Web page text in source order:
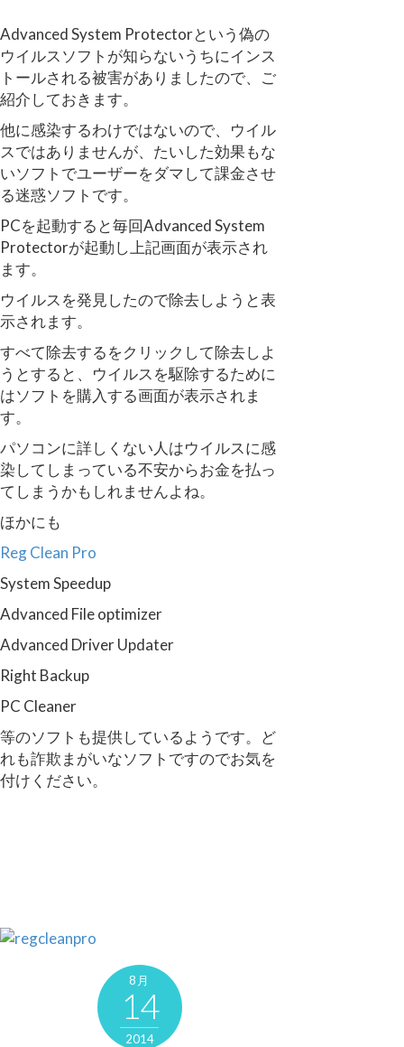
Advanced System Protectorという偽の
ウイルスソフトが知らないうちにインス
トールされる被害がありましたので、ご
紹介しておきます。
他に感染するわけではないので、ウイル
スではありませんが、たいした効果もな
いソフトでユーザーをダマして課金させ
る迷惑ソフトです。
PCを起動すると毎回Advanced System
Protectorが起動し上記画面が表示され
ます。
ウイルスを発見したので除去しようと表
示されます。
すべて除去するをクリックして除去しよ
うとすると、ウイルスを駆除するために
はソフトを購入する画面が表示されま
す。
パソコンに詳しくない人はウイルスに感
染してしまっている不安からお金を払っ
てしまうかもしれませんよね。
ほかにも
Reg Clean Pro
System Speedup
Advanced File optimizer
Advanced Driver Updater
Right Backup
PC Cleaner
等のソフトも提供しているようです。ど
れも詐欺まがいなソフトですのでお気を
付けください。
8月
14
2014